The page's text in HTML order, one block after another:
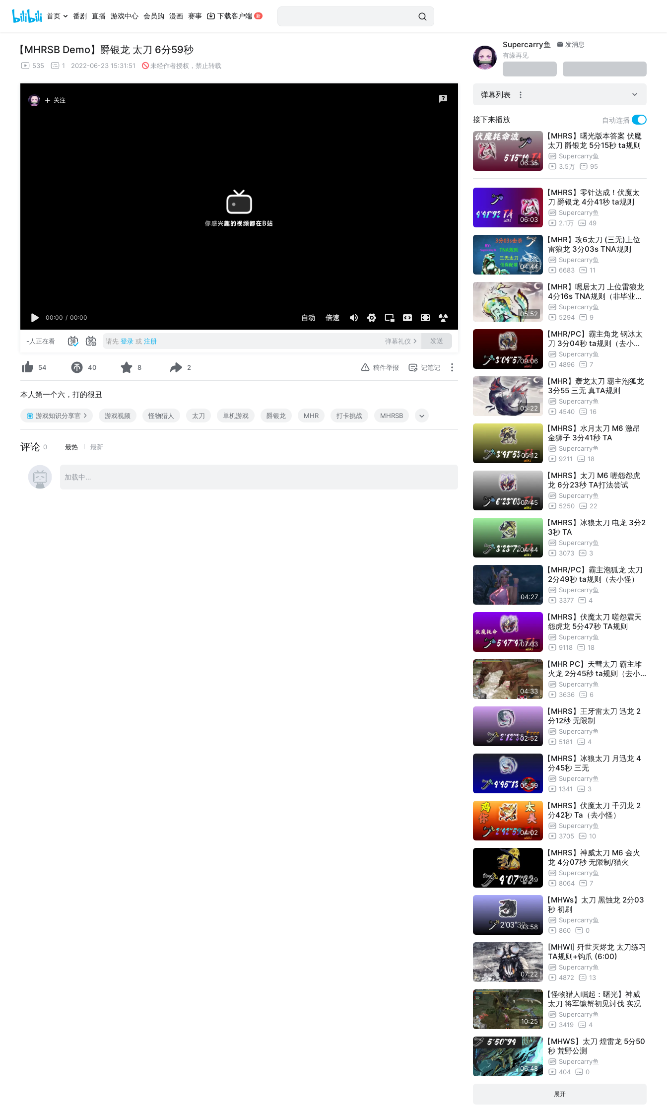
首页 番剧 直播 游戏中心 会员购 漫画 赛事 下载客户端
【MHRSB Demo】爵银龙 太刀 6分59秒
535 1 2022-06-23 15:31:51 未经作者授权，禁止转载
关注
00:00 / 00:00 自动 倍速
-人正在看 请先 登录 或 注册 弹幕礼仪 发送
54 40 8 2 稿件举报 记笔记
本人第一个六，打的很丑
游戏知识分享官 游戏视频 怪物猎人 太刀 单机游戏 爵银龙 MHR 打卡挑战 MHRSB
Supercarry鱼
发消息
有缘再见
弹幕列表
接下来播放 自动连播
06:35
【MHRS】曙光版本答案 伏魔
太刀 爵银龙 5分15秒 ta规则
Supercarry鱼
3.5万
95
06:03
【MHRS】零针达成！伏魔太
刀 爵银龙 4分41秒 ta规则
Supercarry鱼
2.1万
49
04:44
【MHR】攻6太刀 (三无)上位
雷狼龙 3分03s TNA规则
Supercarry鱼
6683
11
05:52
【MHR】嗯居太刀 上位雷狼龙
4分16s TNA规则（非毕业装
） Supercarry鱼
5294
9
09:06
【MHR/PC】霸主角龙 钢冰太
刀 3分04秒 ta规则（去小怪
） Supercarry鱼
4896
7
05:22
【MHR】轰龙太刀 霸主泡狐龙
3分55 三无 真TA规则
Supercarry鱼
4540
16
05:12
【MHRS】水月太刀 M6 激昂
金狮子 3分41秒 TA
Supercarry鱼
9211
18
07:45
【MHRS】太刀 M6 嗟怨怨虎
龙 6分23秒 TA打法尝试
Supercarry鱼
5250
22
04:44
【MHRS】冰狼太刀 电龙 3分2
3秒 TA
Supercarry鱼
3073
3
04:27
【MHR/PC】霸主泡狐龙 太刀
2分49秒 ta规则（去小怪）
Supercarry鱼
3377
4
07:03
【MHRS】伏魔太刀 嗟怨震天
怨虎龙 5分47秒 TA规则
Supercarry鱼
9118
18
04:33
【MHR PC】天彗太刀 霸主雌
火龙 2分45秒 ta规则（去小
怪）Supercarry鱼
3636
6
02:52
【MHRS】王牙雷太刀 迅龙 2
分12秒 无限制
Supercarry鱼
5181
4
05:59
【MHRS】冰狼太刀 月迅龙 4
分45秒 三无
Supercarry鱼
1341
3
04:02
【MHRS】伏魔太刀 千刃龙 2
分42秒 Ta（去小怪）
Supercarry鱼
3705
10
04:49
【MHRS】神威太刀 M6 金火
龙 4分07秒 无限制/猫火
Supercarry鱼
8064
7
03:58
【MHWs】太刀 黑蚀龙 2分03
秒 初刷
Supercarry鱼
860
0
07:22
[MHWI] 歼世灭烬龙 太刀练习
TA规则+钩爪 (6:00)
Supercarry鱼
4872
13
10:25
【怪物猎人崛起：曙光】神威
太刀 将军镰蟹初见讨伐 实况
Supercarry鱼
3419
4
06:48
【MHWS】太刀 煌雷龙 5分50
秒 荒野公测
Supercarry鱼
404
0
展开